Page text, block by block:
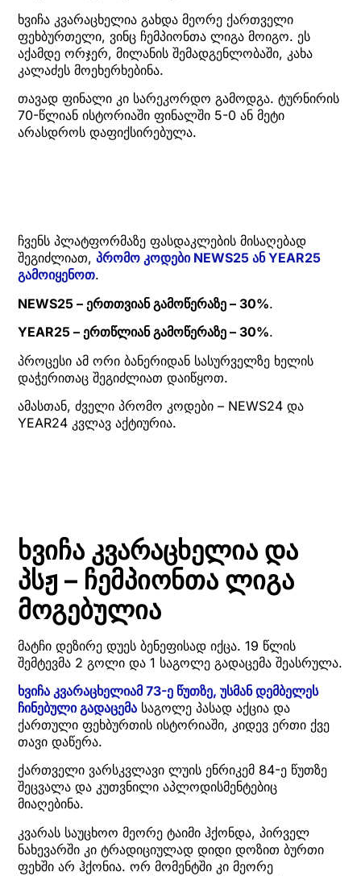
ხვიჩა კვარაცხელია გახდა მეორე ქართველი
ფეხბურთელი, ვინც ჩემპიონთა ლიგა მოიგო. ეს
აქამდე ორჯერ, მილანის შემადგენლობაში, კახა
კალაძეს მოეხერხებინა.
თავად ფინალი კი სარეკორდო გამოდგა. ტურნირის
70-წლიან ისტორიაში ფინალში 5-0 ან მეტი
არასდროს დაფიქსირებულა.
ჩვენს პლატფორმაზე ფასდაკლების მისაღებად
შეგიძლიათ, პრომო კოდები NEWS25 ან YEAR25
გამოიყენოთ.
NEWS25 – ერთთვიან გამოწერაზე – 30%.
YEAR25 – ერთწლიან გამოწერაზე – 30%.
პროცესი ამ ორი ბანერიდან სასურველზე ხელის
დაჭერითაც შეგიძლიათ დაიწყოთ.
ამასთან, ძველი პრომო კოდები – NEWS24 და
YEAR24 კვლავ აქტიურია.
ხვიჩა კვარაცხელია და
პსჟ – ჩემპიონთა ლიგა
მოგებულია
მატჩი დეზირე დუეს ბენეფისად იქცა. 19 წლის
შემტევმა 2 გოლი და 1 საგოლე გადაცემა შეასრულა.
ხვიჩა კვარაცხელიამ 73-ე წუთზე, უსმან დემბელეს
ჩინებული გადაცემა საგოლე პასად აქცია და
ქართული ფეხბურთის ისტორიაში, კიდევ ერთი ქვე
თავი დაწერა.
ქართველი ვარსკვლავი ლუის ენრიკემ 84-ე წუთზე
შეცვალა და კუთვნილი აპლოდისმენტებიც
მიაღებინა.
კვარას საუცხოო მეორე ტაიმი ჰქონდა, პირველ
ნახევარში კი ტრადიციულად დიდი დოზით ბურთი
ფეხში არ ჰქონია. ორ მომენტში კი მეორე